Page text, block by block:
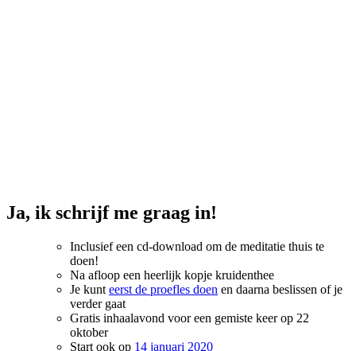
Ja, ik schrijf me graag in!
Inclusief een cd-download om de meditatie thuis te
doen!
Na afloop een heerlijk kopje kruidenthee
Je kunt eerst de proefles doen en daarna beslissen of je
verder gaat
Gratis inhaalavond voor een gemiste keer op 22
oktober
Start ook op 14 januari 2020